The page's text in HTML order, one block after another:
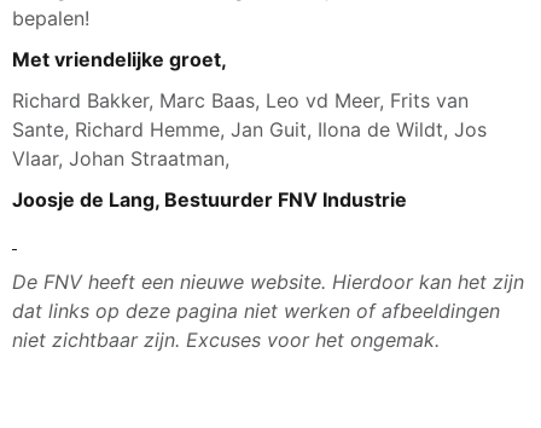
bepalen!
Met vriendelijke groet,
Richard Bakker, Marc Baas, Leo vd Meer, Frits van
Sante, Richard Hemme, Jan Guit, Ilona de Wildt, Jos
Vlaar, Johan Straatman,
Joosje de Lang, Bestuurder FNV Industrie
De FNV heeft een nieuwe website. Hierdoor kan het zijn
dat links op deze pagina niet werken of afbeeldingen
niet zichtbaar zijn. Excuses voor het ongemak.